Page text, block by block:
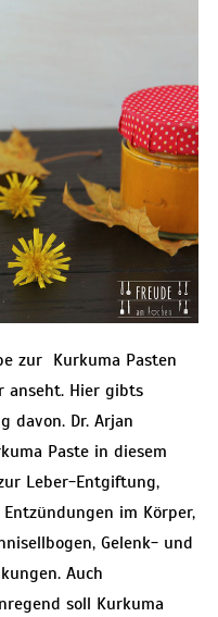
zur Kurkuma Pasten
anseht. Hier gibts
davon. Dr. Arjan
Paste in diesem
Leber-Entgiftung,
im Körper,
Gelenk- und
Auch
soll Kurkuma